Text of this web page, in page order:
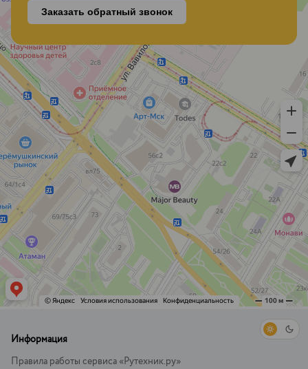
Заказать обратный звонок
Информация
Правила работы сервиса «Рутехник.ру»